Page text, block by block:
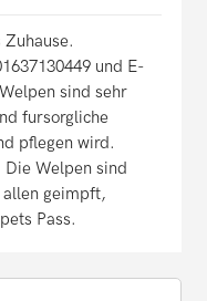
Zuhause.
und E-
sind sehr
fursorgliche
pflegen wird.
Welpen sind
allen geimpft,
Pass.